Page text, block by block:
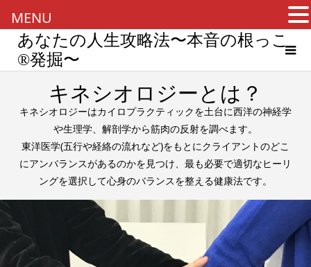
あなたの人生攻略法〜本音の根っこ
®︎発掘〜
キネシオロジーとは？
キネシオロジーはカイロプラクティックを土台に西洋の神経学
や生理学、解剖学から筋肉の反射を調べます。
東洋医学(五行や経絡の流れなど)をもとにクライアントのどこ
にアンバランスがあるのかを見つけ、最も必要で適切なヒーリ
ングを選択して心身のバランスを整える健康法です。
MENU